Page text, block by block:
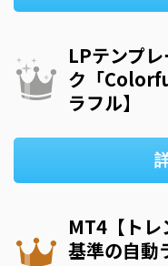
LPテンプ
ク「
ラフル】
MT4【ト
基準の自動